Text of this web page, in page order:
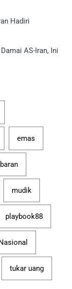
Hadiri
AS-Iran, Ini
emas
mudik
playbook88
tukar uang